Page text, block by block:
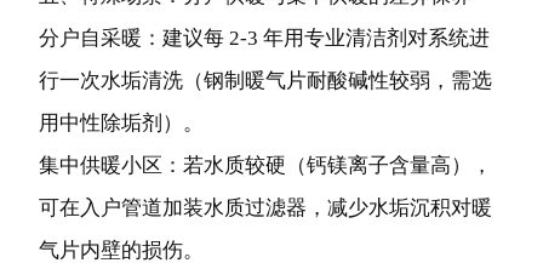
分户自采暖：建议每 2-3 年用专业清洁剂对系统进
行一次水垢清洗（钢制暖气片耐酸碱性较弱，需选
用中性除垢剂）。
集中供暖小区：若水质较硬（钙镁离子含量高），
可在入户管道加装水质过滤器，减少水垢沉积对暖
气片内壁的损伤。